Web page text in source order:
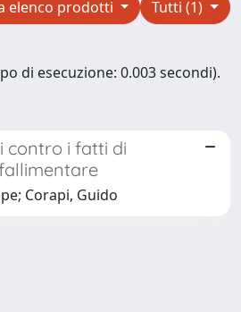
Tutti (1)
elenco prodotti
di esecuzione: 0.003 secondi).
contro i fatti di
Corapi, Guido